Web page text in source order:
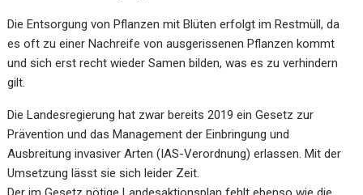
Die Entsorgung von Pflanzen mit Blüten erfolgt im Restmüll, da
es oft zu einer Nachreife von ausgerissenen Pflanzen kommt
und sich erst recht wieder Samen bilden, was es zu verhindern
gilt.
Die Landesregierung hat zwar bereits 2019 ein Gesetz zur
Prävention und das Management der Einbringung und
Ausbreitung invasiver Arten (IAS-Verordnung) erlassen. Mit der
Umsetzung lässt sie sich leider Zeit.